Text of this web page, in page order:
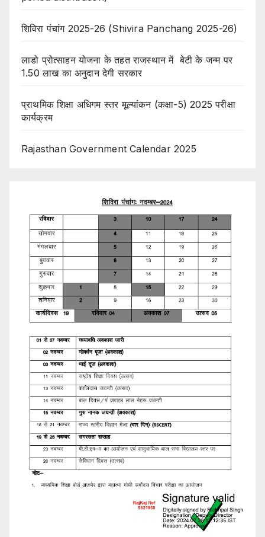
शिविरा पंचांग 2025-26 (Shivira Panchang 2025-26)
लाडो प्रोत्साहन योजना के तहत राजस्थान में बेटी के जन्म पर
1.50 लाख का अनुदान देगी सरकार
प्राथमिक शिक्षा अधिगम स्तर मूल्यांकन (कक्षा-5) 2025 परीक्षा
कार्यक्रम
Rajasthan Government Calendar 2025